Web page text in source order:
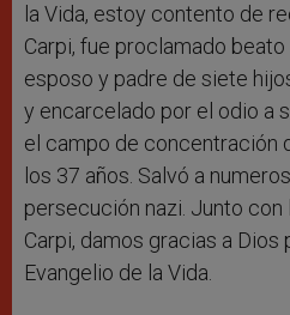
la Vida, estoy contento de
Carpi, fue proclamado
esposo y padre de siete
y encarcelado por el odio a
el campo de concentración
los 37 años. Salvó a
persecución nazi. Junto con
Carpi, damos gracias a
Evangelio de la Vida.